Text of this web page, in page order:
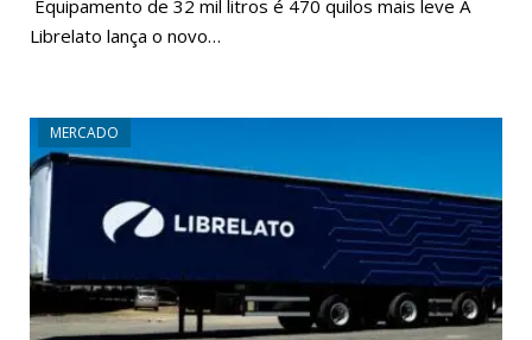
Equipamento de 32 mil litros é 470 quilos mais leve A
Librelato lança o novo…
MERCADO